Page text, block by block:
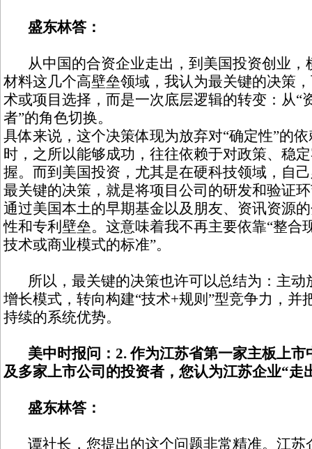
盛东林答：
从中国的合资企业走出，到美国投资创业，
材料这几个高壁垒领域，我认为最关键的决策
术或项目选择，而是一次底层逻辑的转变：从“
者”的角色切换。
具体来说，这个决策体现为放弃对“确定性”的
时，之所以能够成功，往往依赖于对政策、稳
握。而到美国投资，尤其是在硬科技领域，自
最关键的决策，就是将项目公司的研发和验证
通过美国本土的早期基金以及朋友、资讯资源
性和专利壁垒。这意味着我不再主要依靠“整合
技术或商业模式的标准”。
所以，最关键的决策也许可以总结为：主动
增长模式，转向构建“技术+规则”型竞争力，并
持续的系统优势。
美中时报问：2. 作为江苏省第一家主板上
及多家上市公司的投资者，您认为江苏企业“走
盛东林答：
谭社长，您提出的这个问题非常精准。江苏